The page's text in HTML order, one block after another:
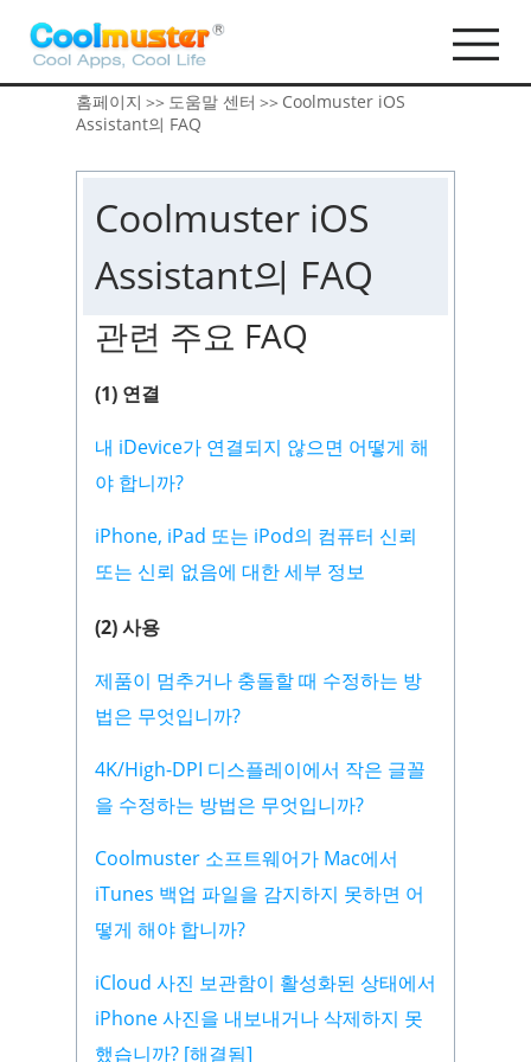
홈페이지 >> 도움말 센터 >> Coolmuster iOS
Assistant의 FAQ
Coolmuster iOS
Assistant의 FAQ
관련 주요 FAQ
(1) 연결
내 iDevice가 연결되지 않으면 어떻게 해
야 합니까?
iPhone, iPad 또는 iPod의 컴퓨터 신뢰
또는 신뢰 없음에 대한 세부 정보
(2) 사용
제품이 멈추거나 충돌할 때 수정하는 방
법은 무엇입니까?
4K/High-DPI 디스플레이에서 작은 글꼴
을 수정하는 방법은 무엇입니까?
Coolmuster 소프트웨어가 Mac에서
iTunes 백업 파일을 감지하지 못하면 어
떻게 해야 합니까?
iCloud 사진 보관함이 활성화된 상태에서
iPhone 사진을 내보내거나 삭제하지 못
했습니까? [해결됨]